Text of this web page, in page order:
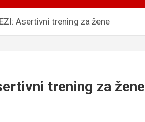
Asertivni trening za žene
trening za žene